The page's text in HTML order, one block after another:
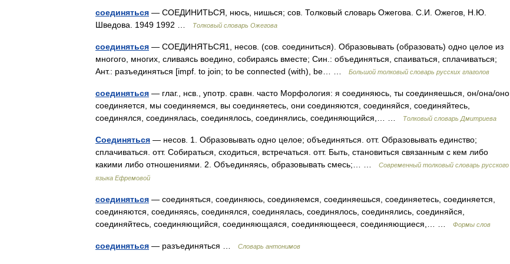
соединяться — СОЕДИНИТЬСЯ, нюсь, нишься; сов. Толковый словарь Ожегова. С.И. Ожегов, Н.Ю.
Шведова. 1949 1992 …
Толковый словарь Ожегова
соединяться — СОЕДИНЯТЬСЯ1, несов. (сов. соединиться). Образовывать (образовать) одно целое из
многого, многих, сливаясь воедино, собираясь вместе; Син.: объединяться, спаиваться, сплачиваться;
Ант.: разъединяться [impf. to join; to be connected (with), be… …
Большой толковый словарь русских глаголов
соединяться — глаг., нсв., употр. сравн. часто Морфология: я соединяюсь, ты соединяешься, он/она/оно
соединяется, мы соединяемся, вы соединяетесь, они соединяются, соединяйся, соединяйтесь,
соединялся, соединялась, соединялось, соединялись, соединяющийся,… …
Толковый словарь Дмитриева
Соединяться — несов. 1. Образовывать одно целое; объединяться. отт. Образовывать единство;
сплачиваться. отт. Собираться, сходиться, встречаться. отт. Быть, становиться связанным с кем либо
какими либо отношениями. 2. Объединяясь, образовывать смесь;… …
Современный толковый словарь русского
языка Ефремовой
соединяться — соединяться, соединяюсь, соединяемся, соединяешься, соединяетесь, соединяется,
соединяются, соединяясь, соединялся, соединялась, соединялось, соединялись, соединяйся,
соединяйтесь, соединяющийся, соединяющаяся, соединяющееся, соединяющиеся,… …
Формы слов
соединяться — разъединяться … Словарь антонимов